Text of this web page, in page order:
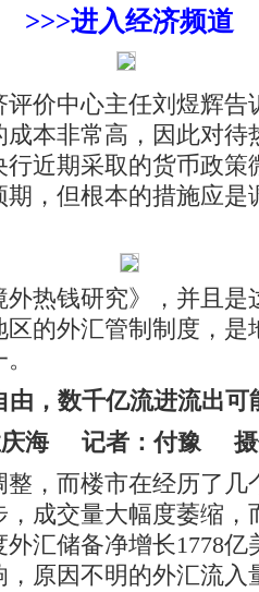
>>>进入经济频道
价中心主任刘煜辉告
本非常高，因此对待
近期采取的货币政策
期，但根本的措施应是
热钱研究》，并且是
区的外汇管制制度，是
由，数千亿流进流出可
庆海 记者：付豫 摄
，而楼市在经历了几
成交量大幅度萎缩，
汇储备净增长1778
原因不明的外汇流入